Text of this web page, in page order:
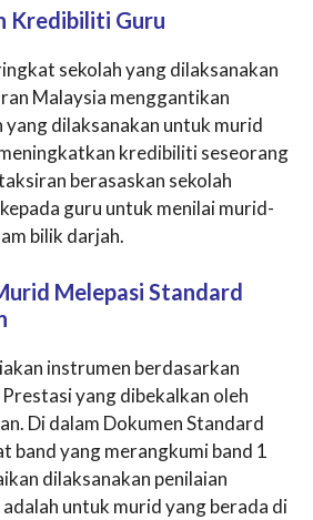
Kredibiliti Guru
sekolah yang dilaksanakan
Malaysia menggantikan
yang dilaksanakan untuk murid
kredibiliti seseorang
berasaskan sekolah
guru untuk menilai murid-
bilik darjah.
Melepasi Standard
instrumen berdasarkan
yang dibekalkan oleh
Di dalam Dokumen Standard
band yang merangkumi band 1
dilaksanakan penilaian
untuk murid yang berada di